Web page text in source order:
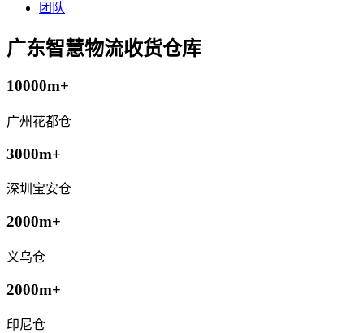
团队
广东智慧物流收货仓库
10000m+
广州花都仓
3000m+
深圳宝安仓
2000m+
义乌仓
2000m+
印尼仓